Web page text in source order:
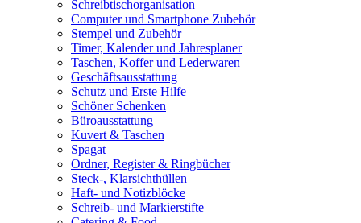
Schreibtischorganisation
Computer und Smartphone Zubehör
Stempel und Zubehör
Timer, Kalender und Jahresplaner
Taschen, Koffer und Lederwaren
Geschäftsausstattung
Schutz und Erste Hilfe
Schöner Schenken
Büroausstattung
Kuvert & Taschen
Spagat
Ordner, Register & Ringbücher
Steck-, Klarsichthüllen
Haft- und Notizblöcke
Schreib- und Markierstifte